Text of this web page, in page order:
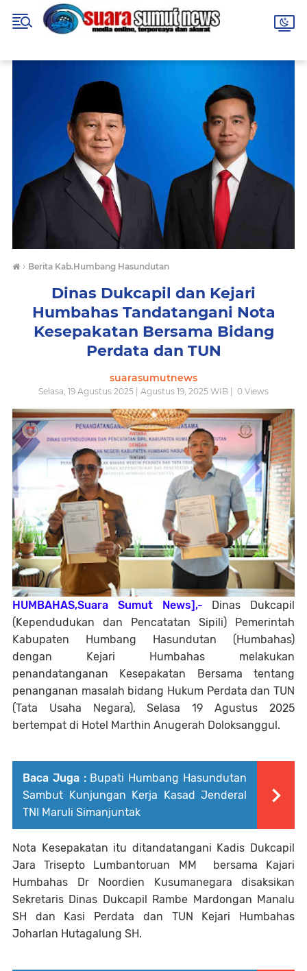
› Berita Kab.Humbang Hasundutan
Dinas Dukcapil dan Kejari
Humbahas Tandatangani Nota
Kesepakatan Bersama Bidang
Perdata dan TUN
suarasumutnews
Selasa, 19 Agustus 2025 | Agustus 19, 2025 WIB | 0 Views
HUMBAHAS,Suara Sumut News],- Dinas Dukcapil
(Kependudukan dan Pencatatan Sipili) Pemerintah
Kabupaten Humbang Hasundutan (Humbahas)
dengan Kejari Humbahas melakukan
penandatanganan Kesepakatan Bersama tentang
penanganan masalah bidang Hukum Perdata dan TUN
(Tata Usaha Negara), Selasa 19 Agustus 2025
bertempat di Hotel Marthin Anugerah Doloksanggul.
Baca Juga : Bupati Humbang Hasundutan
Sambut Kunjungan Kerja Kasad Jenderal
TNI Maruli Simanjuntak
Nota Kesepakatan itu ditandatangani Kadis Dukcapil
Jara Trisepto Lumbantoruan MM bersama Kajari
Humbahas Dr Noordien Kusumanegara disaksikan
Sekretaris Dinas Dukcapil Rambe Mardongan Manalu
SH dan Kasi Perdata dan TUN Kejari Humbahas
Joharlan Hutagalung SH.